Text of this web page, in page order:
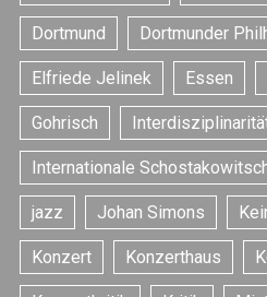
Dortmund Dortmunder
Elfriede Jelinek Essen
Gohrisch
Internationale
jazz Johan Simons
Konzert Konzerthaus